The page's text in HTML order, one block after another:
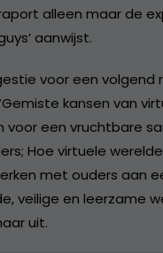
alleen maar de
aanwijst.
voor een volgend
kansen van
voor een vruchtbare
Hoe virtuele
met ouders aan
veilige en leerzame
uit.